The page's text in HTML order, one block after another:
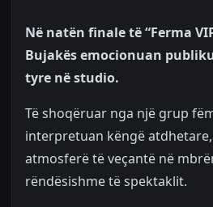
Në natën finale të “Ferma
Bujakës emocionuan
tyre në studio.
Të shoqëruar nga një grup
interpretuan këngë
atmosferë të veçantë në
rëndësishme të spektaklit.